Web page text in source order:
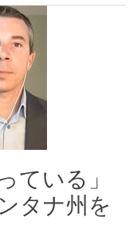
ている」
タナ州を